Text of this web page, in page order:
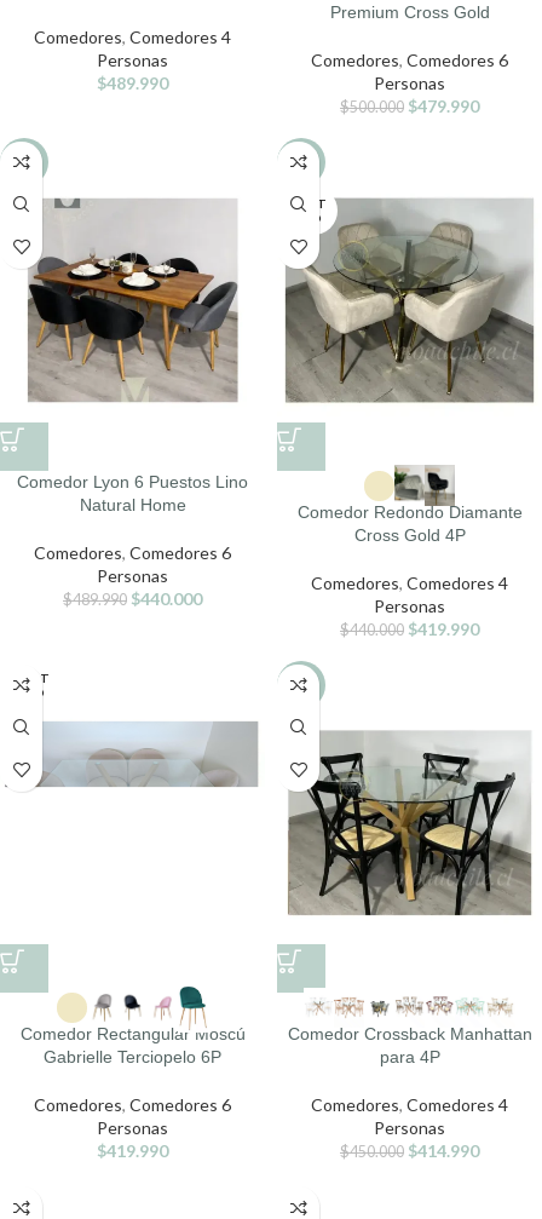
Comedores, Comedores 4
Personas
$489.990
Premium Cross Gold
Comedores, Comedores 6
Personas
$500.000 $479.990
-10%
Comedor Lyon 6 Puestos Lino
Natural Home
Comedores, Comedores 6
Personas
$489.990 $440.000
-5%
AGOT
ADO
Comedor Redondo Diamante
Cross Gold 4P
Comedores, Comedores 4
Personas
$440.000 $419.990
AGOT
ADO
Comedor Rectangular Moscú
Gabrielle Terciopelo 6P
Comedores, Comedores 6
Personas
$419.990
-8%
Comedor Crossback Manhattan
para 4P
Comedores, Comedores 4
Personas
$450.000 $414.990